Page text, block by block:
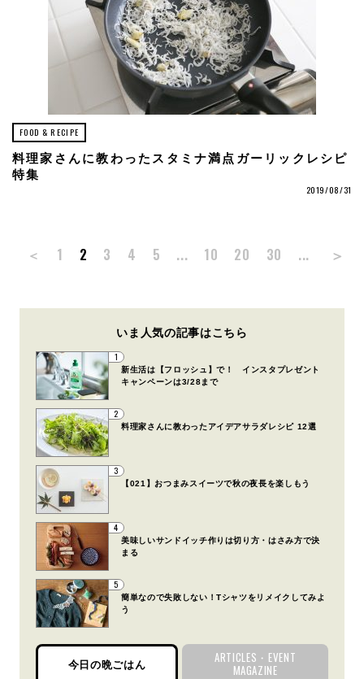
FOOD & RECIPE
料理家さんに教わったスタミナ満点ガーリックレシピ
特集
2019/08/31
＜ 1 2 3 4 5 ... 10 20 30 ... ＞
いま人気の記事はこちら
1
新生活は【フロッシュ】で！ インスタプレゼント
キャンペーンは3/28まで
2
料理家さんに教わったアイデアサラダレシピ 12選
3
【021】おつまみスイーツで秋の夜長を楽しもう
4
美味しいサンドイッチ作りは切り方・はさみ方で決
まる
5
簡単なので失敗しない！Tシャツをリメイクしてみよ
う
今日の晩ごはん
ARTICLES・EVENT
MAGAZINE